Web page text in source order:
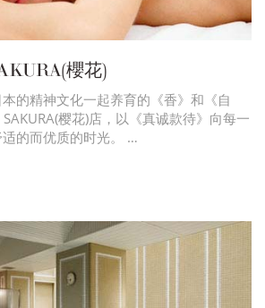
櫻花)
的精神文化一起养育的《香》和《自
SAKURA(樱花)店，以《真诚款待》向每一
的而优质的时光。 …